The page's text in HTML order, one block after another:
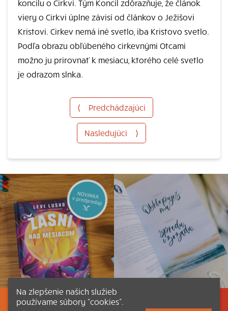
koncilu o Cirkvi. Tým Koncil zdôrazňuje, že článok
viery o Cirkvi úplne závisí od článkov o Ježišovi
Kristovi. Cirkev nemá iné svetlo, iba Kristovo svetlo.
Podľa obrazu obľúbeného cirkevnými Otcami
možno ju prirovnať k mesiacu, ktorého celé svetlo
je odrazom slnka.
⟨ Predchádzajúci
Nasledujúci ⟩
Listovať Obsah Dokumenty a články
Na zlepšenie našich služieb
používame súbory “cookies”.